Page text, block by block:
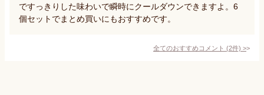
ですっきりした味わいで瞬時にクールダウンできますよ。6
個セットでまとめ買いにもおすすめです。
全てのおすすめコメント (2件) >